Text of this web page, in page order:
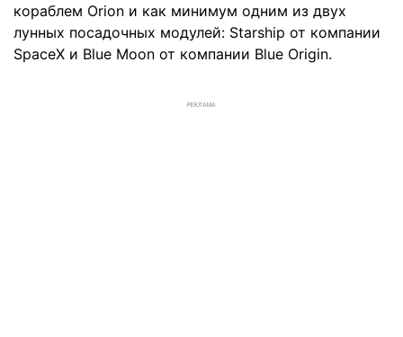
кораблем Orion и как минимум одним из двух
лунных посадочных модулей: Starship от компании
SpaceX и Blue Moon от компании Blue Origin.
РЕКЛАМА